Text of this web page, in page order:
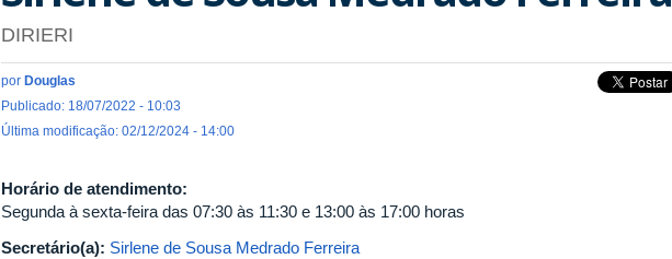
DIRIERI
por Douglas
Publicado: 18/07/2022 - 10:03
Última modificação: 02/12/2024 - 14:00
Horário de atendimento:
Segunda à sexta-feira das 07:30 às 11:30 e 13:00 às 17:00 horas
Secretário(a): Sirlene de Sousa Medrado Ferreira